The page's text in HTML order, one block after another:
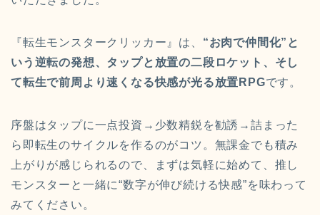
『転生モンスタークリッカー』は、 “お肉で仲間化”と
いう逆転の発想、タップと放置の二段ロケット、そし
て転生で前周より速くなる快感が光る放置RPGです。
序盤はタップに一点投資→少数精鋭を勧誘→詰まった
ら即転生のサイクルを作るのがコツ。無課金でも積み
上がりが感じられるので、まずは気軽に始めて、推し
モンスターと一緒に“数字が伸び続ける快感”を味わって
みてください。